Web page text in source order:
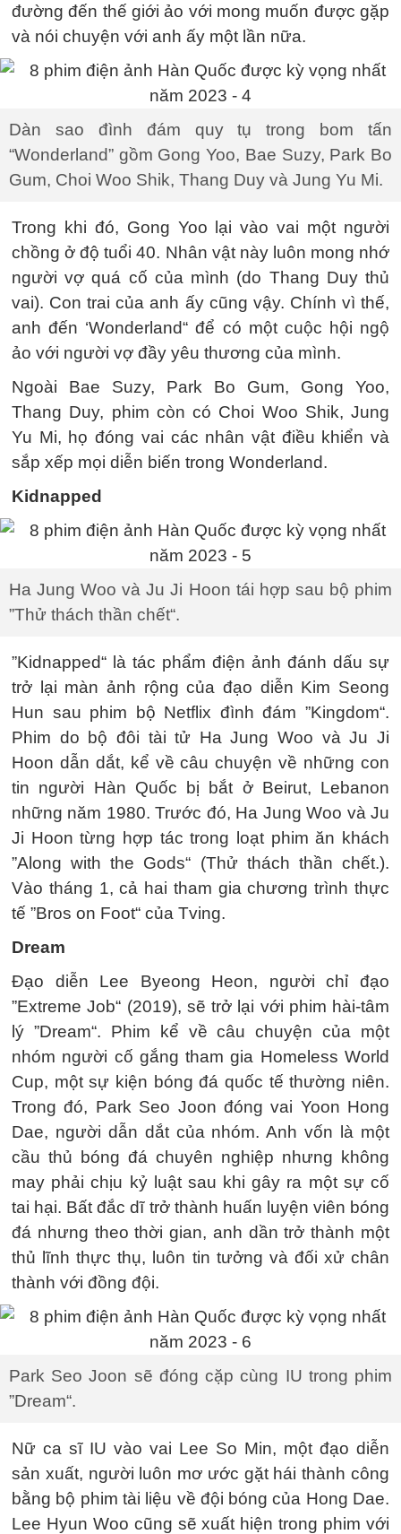
đường đến thế giới ảo với mong muốn được gặp
và nói chuyện với anh ấy một lần nữa.
Dàn sao đình đám quy tụ trong bom tấn
“Wonderland” gồm Gong Yoo, Bae Suzy, Park Bo
Gum, Choi Woo Shik, Thang Duy và Jung Yu Mi.
Trong khi đó, Gong Yoo lại vào vai một người
chồng ở độ tuổi 40. Nhân vật này luôn mong nhớ
người vợ quá cố của mình (do Thang Duy thủ
vai). Con trai của anh ấy cũng vậy. Chính vì thế,
anh đến ‘Wonderland“ để có một cuộc hội ngộ
ảo với người vợ đầy yêu thương của mình.
Ngoài Bae Suzy, Park Bo Gum, Gong Yoo,
Thang Duy, phim còn có Choi Woo Shik, Jung
Yu Mi, họ đóng vai các nhân vật điều khiển và
sắp xếp mọi diễn biến trong Wonderland.
Kidnapped
Ha Jung Woo và Ju Ji Hoon tái hợp sau bộ phim
”Thử thách thần chết“.
”Kidnapped“ là tác phẩm điện ảnh đánh dấu sự
trở lại màn ảnh rộng của đạo diễn Kim Seong
Hun sau phim bộ Netflix đình đám ”Kingdom“.
Phim do bộ đôi tài tử Ha Jung Woo và Ju Ji
Hoon dẫn dắt, kể về câu chuyện về những con
tin người Hàn Quốc bị bắt ở Beirut, Lebanon
những năm 1980. Trước đó, Ha Jung Woo và Ju
Ji Hoon từng hợp tác trong loạt phim ăn khách
”Along with the Gods“ (Thử thách thần chết.).
Vào tháng 1, cả hai tham gia chương trình thực
tế ”Bros on Foot“ của Tving.
Dream
Đạo diễn Lee Byeong Heon, người chỉ đạo
”Extreme Job“ (2019), sẽ trở lại với phim hài-tâm
lý ”Dream“. Phim kể về câu chuyện của một
nhóm người cố gắng tham gia Homeless World
Cup, một sự kiện bóng đá quốc tế thường niên.
Trong đó, Park Seo Joon đóng vai Yoon Hong
Dae, người dẫn dắt của nhóm. Anh vốn là một
cầu thủ bóng đá chuyên nghiệp nhưng không
may phải chịu kỷ luật sau khi gây ra một sự cố
tai hại. Bất đắc dĩ trở thành huấn luyện viên bóng
đá nhưng theo thời gian, anh dần trở thành một
thủ lĩnh thực thụ, luôn tin tưởng và đối xử chân
thành với đồng đội.
Park Seo Joon sẽ đóng cặp cùng IU trong phim
”Dream“.
Nữ ca sĩ IU vào vai Lee So Min, một đạo diễn
sản xuất, người luôn mơ ước gặt hái thành công
bằng bộ phim tài liệu về đội bóng của Hong Dae.
Lee Hyun Woo cũng sẽ xuất hiện trong phim với